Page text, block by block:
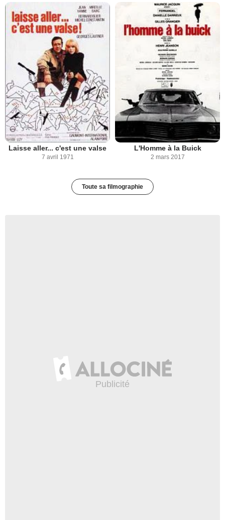
Laisse aller... c'est une valse
7 avril 1971
L'Homme à la Buick
2 mars 2017
Toute sa filmographie